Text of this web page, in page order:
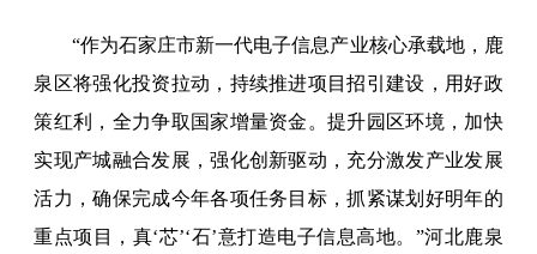
“作为石家庄市新一代电子信息产业核心承载地，鹿
泉区将强化投资拉动，持续推进项目招引建设，用好政
策红利，全力争取国家增量资金。提升园区环境，加快
实现产城融合发展，强化创新驱动，充分激发产业发展
活力，确保完成今年各项任务目标，抓紧谋划好明年的
重点项目，真‘芯’‘石’意打造电子信息高地。”河北鹿泉